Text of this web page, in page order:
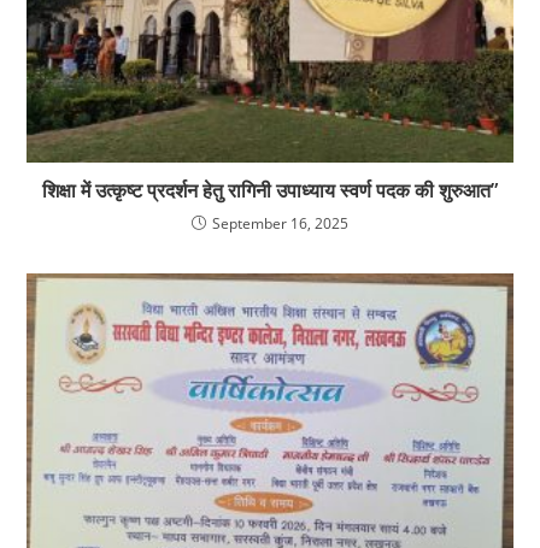
शिक्षा में उत्कृष्ट प्रदर्शन हेतु रागिनी उपाध्याय स्वर्ण पदक की शुरुआत”
September 16, 2025